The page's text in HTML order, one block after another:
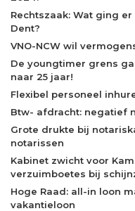
Rechtszaak: Wat ging
Dent?
VNO-NCW wil
De youngtimer grens
naar 25 jaar!
Flexibel personeel
Btw- afdracht: negatief
Grote drukte bij
notarissen
Kabinet zwicht voor
verzuimboetes bij
Hoge Raad: all-in loon
vakantieloon